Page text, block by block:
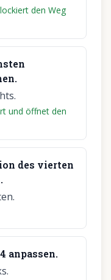
den Weg
und öffnet den
des vierten
anpassen.